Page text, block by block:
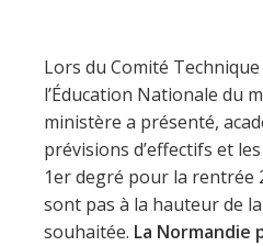
Lors du Comité
l’Éducation Nationale du
ministère a présenté,
prévisions d’effectifs et
1er degré pour la rentrée
sont pas à la hauteur de
souhaitée. La Normandie